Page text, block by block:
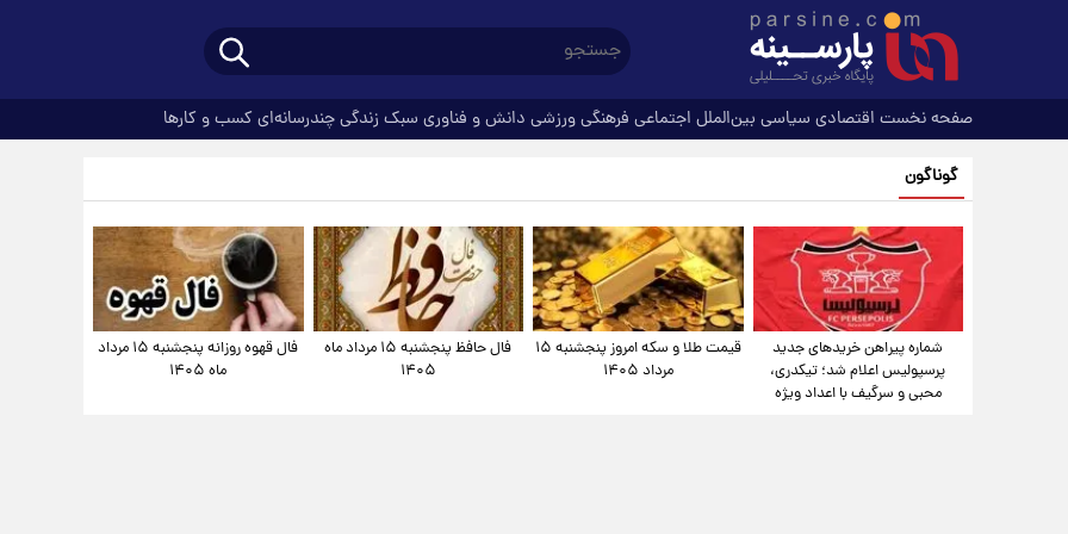
صفحه نخست اقتصادی سیاسی بین‌الملل اجتماعی فرهنگیورزشی دانش و فناوری سبک زندگیچندرسانه‌ای کسب و کارها
گوناگون
شماره پیراهن خریدهای جدید
پرسپولیس اعلام شد؛ تیکدری،
محبی و سرگیف با اعداد ویژه
قیمت طلا و سکه امروز پنجشنبه ۱۵
مرداد ۱۴۰۵
فال حافظ پنجشنبه ۱۵ مرداد ماه
۱۴۰۵
فال قهوه روزانه پنجشنبه ۱۵ مرداد
ماه ۱۴۰۵